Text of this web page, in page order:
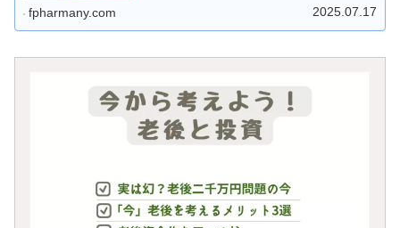
fpharmany.com 2025.07.17